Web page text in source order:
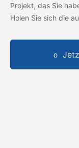
Projekt, das Sie
Holen Sie sich die